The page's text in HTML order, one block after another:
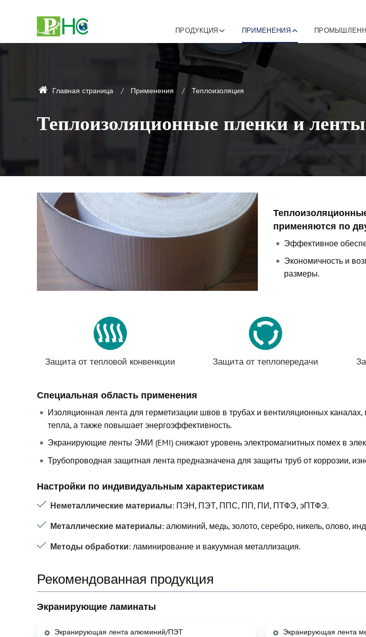
ПРОДУКЦИЯ ПРИМЕНЕНИЯ
Главная страница Применения Теплоизоляция
Теплоизоляционные пленки и ленты
применяются по
Эффективное
Экономичность и
размеры.
Защита от тепловой конвенкции Защита от теплопередачи
Специальная область применения
Изоляционная лента для герметизации швов в трубах и вентиляционных
тепла, а также повышает энергоэффективность.
Экранирующие ленты ЭМИ (EMI) снижают уровень электромагнитных помех в
Трубопроводная защитная лента предназначена для защиты труб от коррозии,
Настройки по индивидуальным характеристикам
Неметаллические материалы: ПЭН, ПЭТ, ППС, ПП, ПИ, ПТФЭ, эПТФЭ.
Металлические материалы: алюминий, медь, золото, серебро, никель, олово,
Методы обработки: ламинирование и вакуумная металлизация.
Рекомендованная продукция
Экранирующие ламинаты
Экранирующая лента алюминий/ПЭТ Экранирующая лента